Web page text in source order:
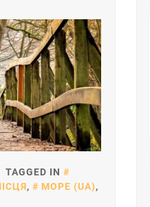
TAGGED IN
, МОРЕ (UA),